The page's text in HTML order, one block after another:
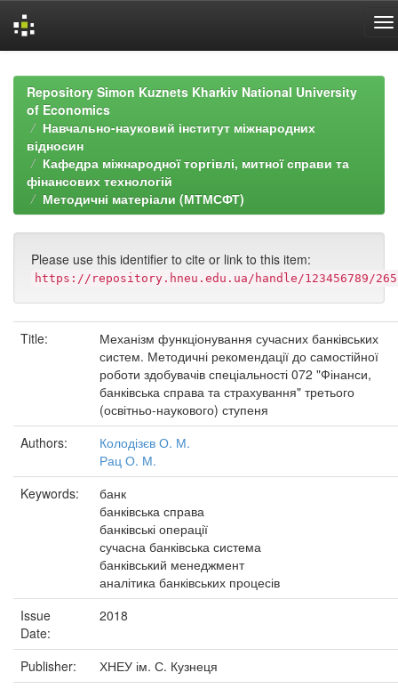
navigationRepository Simon Kuznets Kharkiv National University
of Economics
Навчально-науковий інститут міжнародних
відносин
Кафедра міжнародної торгівлі, митної справи та
фінансових технологій
Методичні матеріали (МТМСФТ)
Please use this identifier to cite or link to this item:
https://repository.hneu.edu.ua/handle/123456789/
Title:
Механізм функціонування сучасних банківських
систем. Методичні рекомендації до самостійної
роботи здобувачів спеціальності 072 "Фінанси,
банківська справа та страхування" третього
(освітньо-наукового) ступеня
Authors:
Колодізєв О. М.
Рац О. М.
Keywords:
банк
банківська справа
банківські операції
сучасна банківська система
банківський менеджмент
аналітика банківських процесів
Issue
Date:
2018
Publisher:
ХНЕУ ім. С. Кузнеця